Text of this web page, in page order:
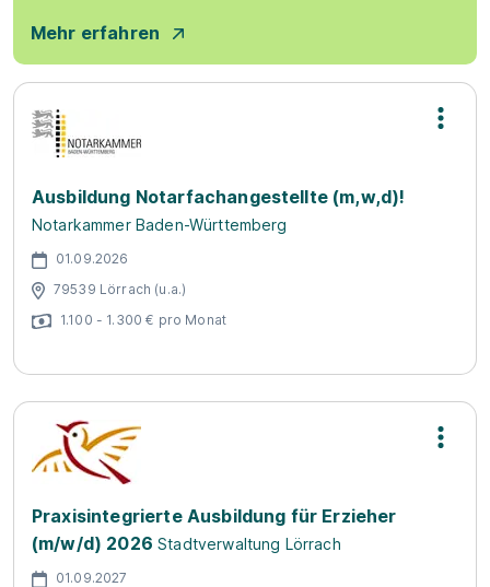
Mehr erfahren
Ausbildung Notarfachangestellte (m,w,d)!
Notarkammer Baden-Württemberg
01.09.2026
79539 Lörrach (u.a.)
1.100 - 1.300 € pro Monat
Praxisintegrierte Ausbildung für Erzieher
(m/w/d) 2026 Stadtverwaltung Lörrach
01.09.2027